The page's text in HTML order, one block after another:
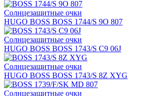
Солнцезащитные очки
HUGO BOSS BOSS 1744/S 9O 807
Солнцезащитные очки
HUGO BOSS BOSS 1743/S C9 06J
Солнцезащитные очки
HUGO BOSS BOSS 1743/S 8Z XYG
Солнцезащитные очки